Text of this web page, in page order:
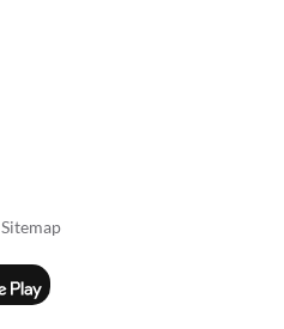
Sitemap